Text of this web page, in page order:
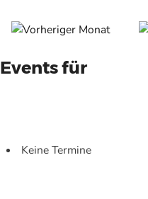
Events für
Keine Termine